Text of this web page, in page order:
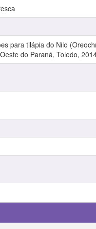
para tilápia do Nilo
do Paraná, Toledo,